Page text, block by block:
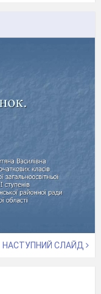
НАСТУПНИЙ СЛАЙД